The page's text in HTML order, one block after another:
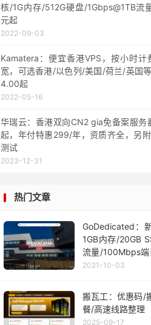
核/1G内存/512G硬盘/1Gbps@1TB流
元起
2022-09-03
Kamatera：便宜香港VPS，按小时计
宽，可选香港/以色列/美国/荷兰/英国
4.00起
2022-05-16
华瑞云：香港双向CN2 gia免备案服务
起，年付特惠299/年，资质齐全，另
测试
2023-12-31
热门文章
GoDedicated：
1GB内存/20GB
流量/100Mbps
月起
2021-10-03
搬瓦工：优惠码/
餐/高速线路整理
2025-09-17